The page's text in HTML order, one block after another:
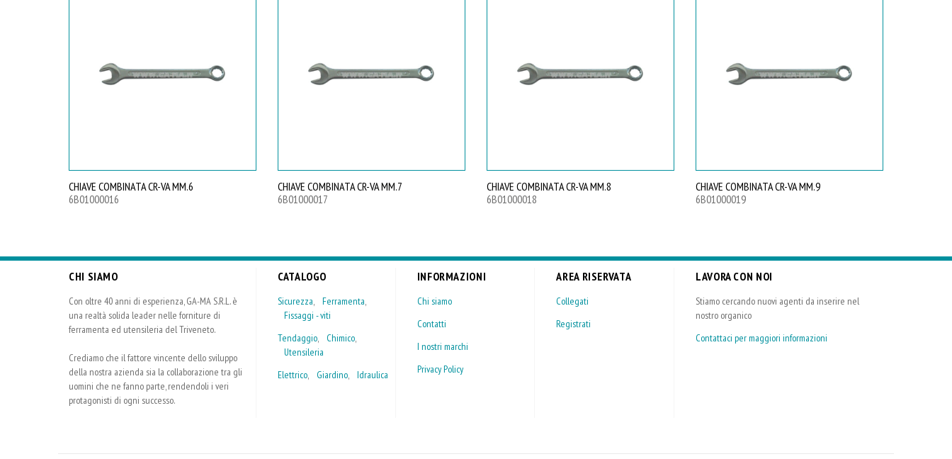
CHIAVE COMBINATA CR-VA MM.6
6B01000016
CHIAVE COMBINATA CR-VA MM.7
6B01000017
CHIAVE COMBINATA CR-VA MM.8
6B01000018
CHIAVE COMBINATA CR-VA MM.9
6B01000019
CHI SIAMO
Con oltre 40 anni di esperienza, GA-MA S.R.L. è
una realtà solida leader nelle forniture di
ferramenta ed utensileria del Triveneto.
Crediamo che il fattore vincente dello sviluppo
della nostra azienda sia la collaborazione tra gli
uomini che ne fanno parte, rendendoli i veri
protagonisti di ogni successo.
CATALOGO
Sicurezza, Ferramenta
Fissaggi - viti
Tendaggio, Chimico
Utensileria
Elettrico, Giardino, Idraulica
INFORMAZIONI
Chi siamo
Contatti
I nostri marchi
Privacy Policy
AREA RISERVATA
Collegati
Registrati
LAVORA CON NOI
Stiamo cercando nuovi agenti da inserire nel
nostro organico
Contattaci per maggiori informazioni